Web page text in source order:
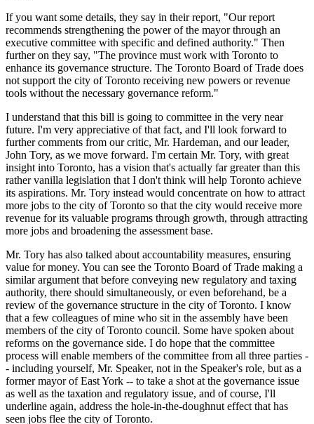
If you want some details, they say in their report, "Our report
recommends strengthening the power of the mayor through an
executive committee with specific and defined authority." Then
further on they say, "The province must work with Toronto to
enhance its governance structure. The Toronto Board of Trade does
not support the city of Toronto receiving new powers or revenue
tools without the necessary governance reform."
I understand that this bill is going to committee in the very near
future. I'm very appreciative of that fact, and I'll look forward to
further comments from our critic, Mr. Hardeman, and our leader,
John Tory, as we move forward. I'm certain Mr. Tory, with great
insight into Toronto, has a vision that's actually far greater than this
rather vanilla legislation that I don't think will help Toronto achieve
its aspirations. Mr. Tory instead would concentrate on how to attract
more jobs to the city of Toronto so that the city would receive more
revenue for its valuable programs through growth, through attracting
more jobs and broadening the assessment base.
Mr. Tory has also talked about accountability measures, ensuring
value for money. You can see the Toronto Board of Trade making a
similar argument that before conveying new regulatory and taxing
authority, there should simultaneously, or even beforehand, be a
review of the governance structure in the city of Toronto. I know
that a few colleagues of mine who sit in the assembly have been
members of the city of Toronto council. Some have spoken about
reforms on the governance side. I do hope that the committee
process will enable members of the committee from all three parties -
- including yourself, Mr. Speaker, not in the Speaker's role, but as a
former mayor of East York -- to take a shot at the governance issue
as well as the taxation and regulatory issue, and of course, I'll
underline again, address the hole-in-the-doughnut effect that has
seen jobs flee the city of Toronto.